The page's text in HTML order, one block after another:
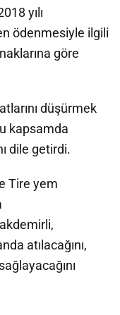
yılı
ödenmesiyle ilgili
göre
düşürmek
kapsamda
dile getirdi.
Tire yem
atılacağını,